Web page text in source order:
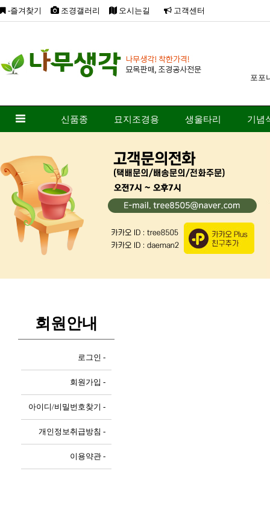
-즐겨찾기 조경갤러리 오시는길 고객센터
포포
신품종 묘지조경용 생울타리 기념
회원안내
로그인 -
회원가입 -
아이디/비밀번호찾기 -
개인정보취급방침 -
이용약관 -